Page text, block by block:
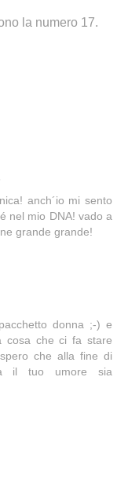
la numero 17.
anch´io mi sento
nel mio DNA! vado a
grande grande!
donna ;-) e
cosa che ci fa stare
che alla fine di
il tuo umore sia